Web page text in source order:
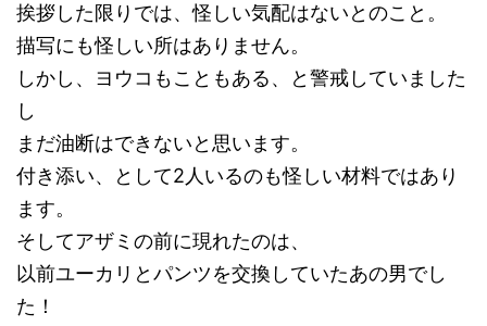
挨拶した限りでは、怪しい気配はないとのこと。
描写にも怪しい所はありません。
しかし、ヨウコもこともある、と警戒していました
し
まだ油断はできないと思います。
付き添い、として2人いるのも怪しい材料ではあり
ます。
そしてアザミの前に現れたのは、
以前ユーカリとパンツを交換していたあの男でし
た！